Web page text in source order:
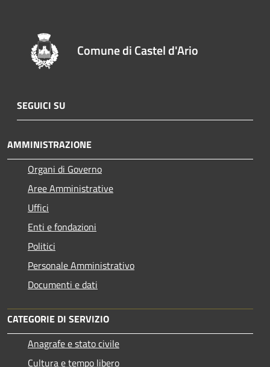
Comune di Castel d'Ario
SEGUICI SU
AMMINISTRAZIONE
Organi di Governo
Aree Amministrative
Uffici
Enti e fondazioni
Politici
Personale Amministrativo
Documenti e dati
CATEGORIE DI SERVIZIO
Anagrafe e stato civile
Cultura e tempo libero